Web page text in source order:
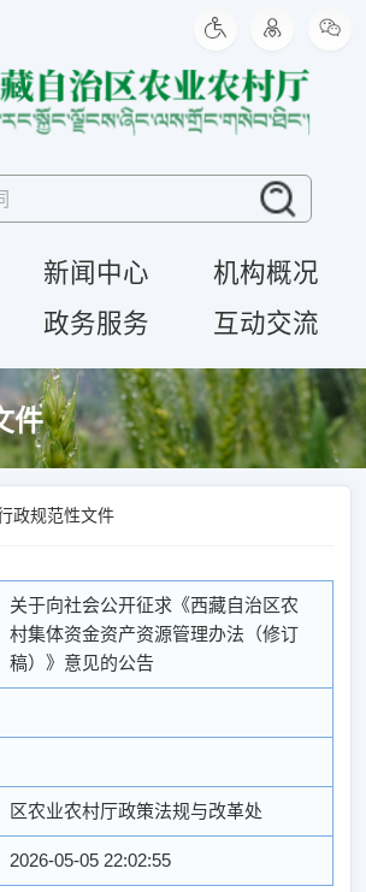
新闻中心
机构概况
政务服务 互动交流
件
政规范性文件
关于向社会公开征求《西藏自治区农
村集体资金资产资源管理办法（修订
稿）》意见的公告
区农业农村厅政策法规与改革处
2026-05-05 22:02:55